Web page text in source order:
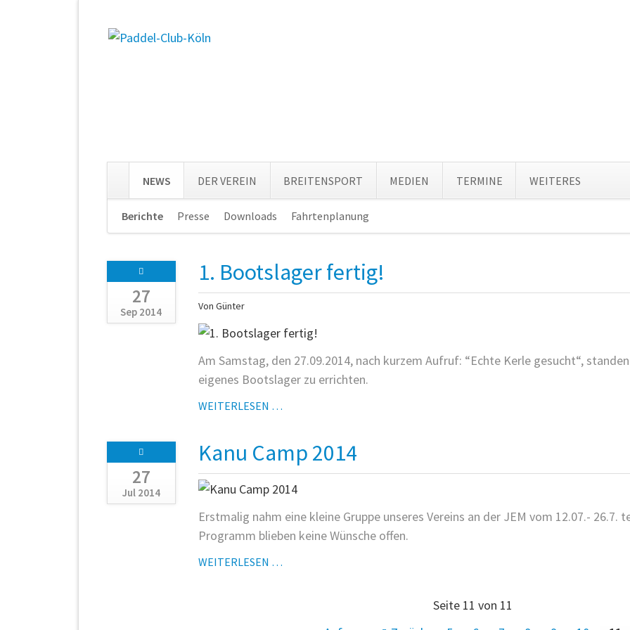
NEWS DER VEREIN BREITENSPORT MEDIEN TERMINE WEITERES
überspringen
Berichte Presse Downloads Fahrtenplanung
1. Bootslager fertig!
27
Sep 2014 Von Günter
Am Samstag, den 27.09.2014, nach kurzem Aufruf: “Echte Kerle gesucht“,
eigenes Bootslager zu errichten.
WEITERLESEN …
Kanu Camp 2014
27
Jul 2014
Erstmalig nahm eine kleine Gruppe unseres Vereins an der JEM vom 12.07.-
Programm blieben keine Wünsche offen.
WEITERLESEN …
Seite 11 von 11